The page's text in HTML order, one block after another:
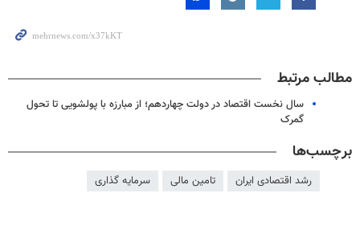
مطالب مرتبط
سال نخست اقتصاد در دولت چهاردهم؛ از مبارزه با پولشویی تا تحول
گمرک
برچسب‌ها
رشد اقتصادی ایران تامین مالی سرمایه گذاری